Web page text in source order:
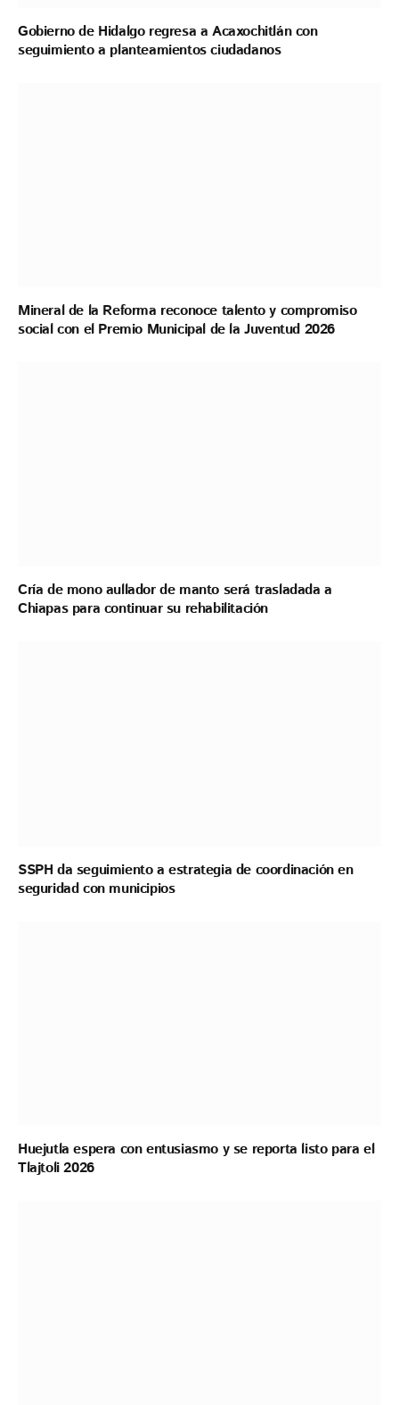
Gobierno de Hidalgo regresa a Acaxochitlán con
seguimiento a planteamientos ciudadanos
Mineral de la Reforma reconoce talento y compromiso
social con el Premio Municipal de la Juventud 2026
Cría de mono aullador de manto será trasladada a
Chiapas para continuar su rehabilitación
SSPH da seguimiento a estrategia de coordinación en
seguridad con municipios
Huejutla espera con entusiasmo y se reporta listo para el
Tlajtoli 2026